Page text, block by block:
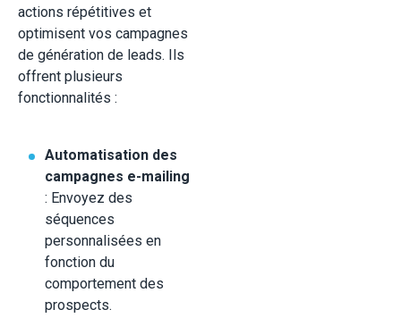
actions répétitives et
optimisent vos campagnes
de génération de leads. Ils
offrent plusieurs
fonctionnalités :
Automatisation des
campagnes e-mailing
: Envoyez des
séquences
personnalisées en
fonction du
comportement des
prospects.